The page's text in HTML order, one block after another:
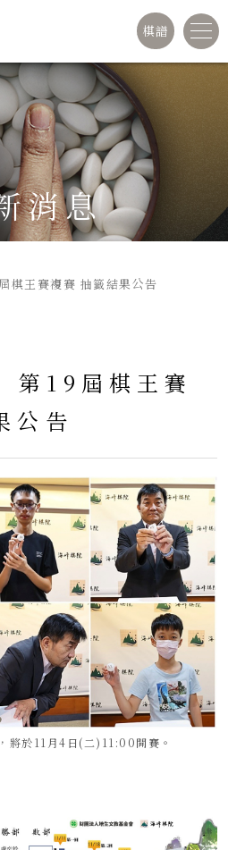
棋譜
消息
王賽複賽 抽籤結果公告
19屆棋王賽
公告
將於11月4日(二)11:00開賽。